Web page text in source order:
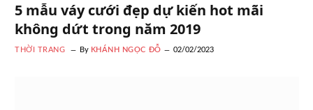
5 mẫu váy cưới đẹp dự kiến hot mãi
không dứt trong năm 2019
THỜI TRANG By KHÁNH NGỌC ĐỖ 02/02/2023